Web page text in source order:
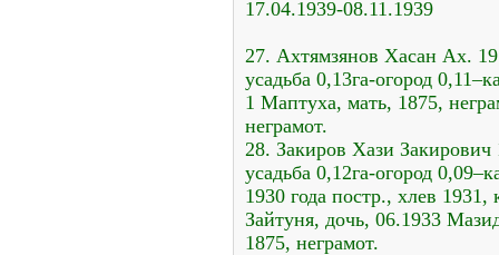
17.04.1939-08.11.1939
27. Ахтямзянов Хасан Ах.
усадьба 0,13га-огород
1 Маптуха, мать, 1875,
неграмот.
28. Закиров Хази
усадьба 0,12га-огород
1930 года постр., хлев
Зайтуня, дочь, 06.1933
1875, неграмот.